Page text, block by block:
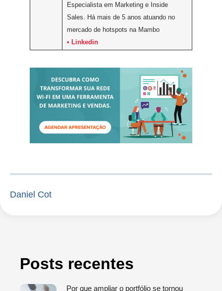
Especialista em Marketing e Inside
Sales. Há mais de 5 anos atuando no
mercado de hotspots na Mambo
• Linkedin
Daniel Cot
Posts recentes
Por que ampliar o portfólio se tornou